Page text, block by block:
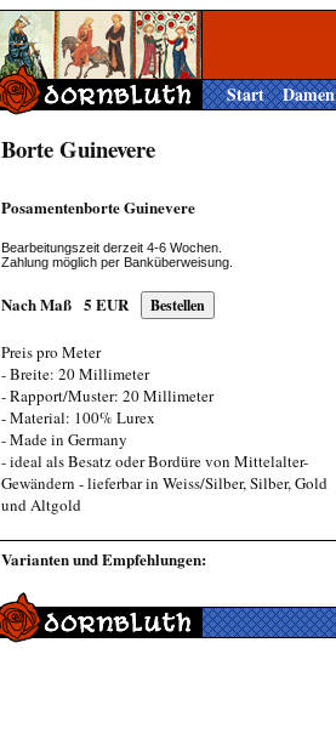
Start Damen
Borte Guinevere
Posamentenborte Guinevere
Bearbeitungszeit derzeit 4-6 Wochen.
Zahlung möglich per Banküberweisung.
Nach Maß 5 EUR
Preis pro Meter
- Breite: 20 Millimeter
- Rapport/Muster: 20 Millimeter
- Material: 100% Lurex
- Made in Germany
- ideal als Besatz oder Bordüre von Mittelalter-
Gewändern - lieferbar in Weiss/Silber, Silber, Gold
und Altgold
Varianten und Empfehlungen: